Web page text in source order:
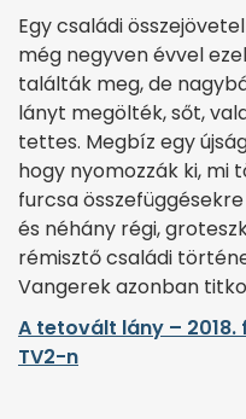
Egy családi
még negyven évvel
találták meg, de
lányt megölték, sőt,
tettes. Megbíz egy
hogy nyomozzák ki, mi
furcsa
és néhány régi,
rémisztő családi
Vangerek azonban
A tetovált lány –
TV2-n